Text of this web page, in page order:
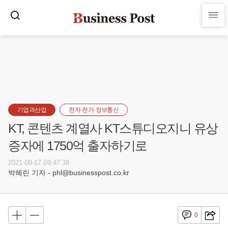
기업과산업 전자·전기·정보통신
KT, 콘텐츠 계열사 KT스튜디오지니 유상
증자에 1750억 출자하기로
2021-09-17 09:47:38
박혜린 기자 - phl@businesspost.co.kr
0